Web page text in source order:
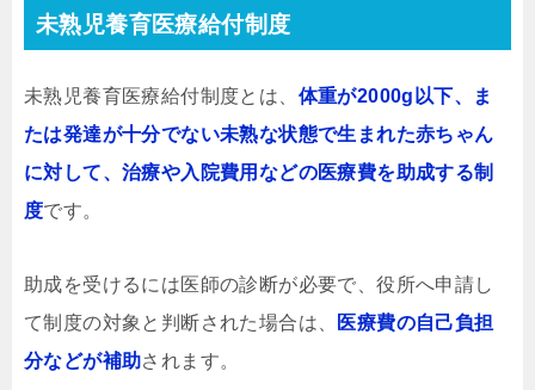
未熟児養育医療給付制度
未熟児養育医療給付制度とは、 体重が2000g以下、ま
たは発達が十分でない未熟な状態で生まれた赤ちゃん
に対して、治療や入院費用などの医療費を助成する制
度です。
助成を受けるには医師の診断が必要で、役所へ申請し
て制度の対象と判断された場合は、
医療費の自己負担
分などが補助されます。